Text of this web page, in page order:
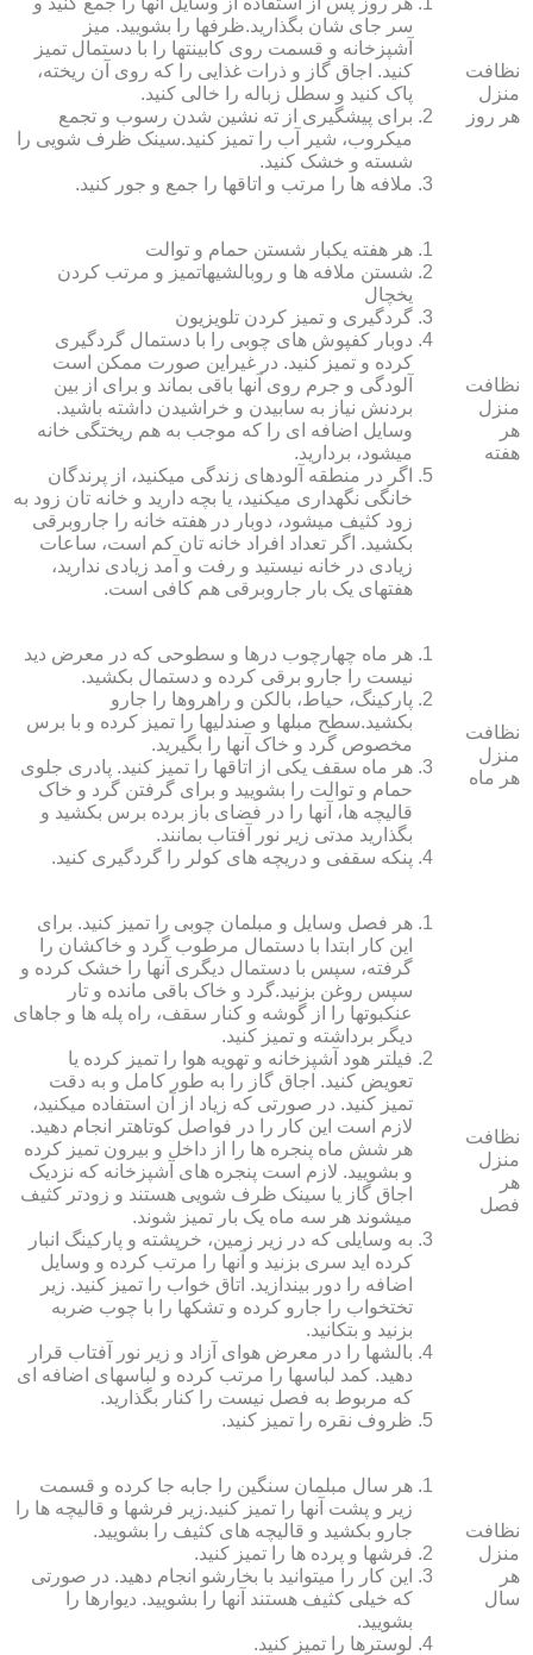
نظافت
منزل
هر روز
سر جای شان بگذارید.ظرف‏ها را بشویید. میز
آشپزخانه و قسمت روی کابینت‏ها را با دستمال تمیز
کنید. اجاق گاز و ذرات غذایی را که روی آن ریخته،
پاک کنید و سطل زباله را خالی کنید.
برای پیشگیری از ته نشین شدن رسوب و تجمع
میکروب، شیر آب را تمیز کنید.سینک ظرف شویی را
شسته و خشک کنید.
ملافه‏ ها را مرتب و اتاق‏ها را جمع و جور کنید.
نظافت
منزل
هر
هفته
هر هفته یکبار شستن حمام و توالت
شستن ملافه‏ ها و روبالشی‎هاتمیز و مرتب کردن
یخچال
گردگیری و تمیز کردن تلویزیون
دوبار کفپوش‏ های چوبی را با دستمال گردگیری
کرده و تمیز کنید. در غیراین صورت ممکن است
آلودگی و جرم روی آنها باقی بماند و برای از بین
بردنش نیاز به سابیدن و خراشیدن داشته باشید.
وسایل اضافه ای را که موجب به هم ریختگی خانه
می‏شود، بردارید.
اگر در منطقه آلوده‏ای زندگی می‏کنید، از پرندگان
خانگی نگهداری می‏کنید، یا بچه دارید و خانه‏ تان زود به
زود کثیف می‏شود، دوبار در هفته خانه را جاروبرقی
بکشید. اگر تعداد افراد خانه ‏تان کم است، ساعات
زیادی در خانه نیستید و رفت و آمد زیادی ندارید،
هفته‏ای یک بار جاروبرقی هم کافی است.
نظافت
منزل
هر ماه
هر ماه چهارچوب درها و سطوحی که در معرض دید
نیست را جارو برقی کرده و دستمال بکشید.
پارکینگ، حیاط، بالکن و راهروها را جارو
بکشید.سطح مبل‏ها و صندلی‏ها را تمیز کرده و با برس
مخصوص گرد و خاک آنها را بگیرید.
هر ماه سقف یکی از اتاق‏ها را تمیز کنید. پادری جلوی
حمام و توالت را بشویید و برای گرفتن گرد و خاک
قالیچه‏ ها، آنها را در فضای باز برده برس بکشید و
بگذارید مدتی زیر نور آفتاب بمانند.
پنکه سقفی و دریچه‏ های کولر را گردگیری کنید.
نظافت
منزل
هر
فصل
هر فصل وسایل و مبلمان چوبی را تمیز کنید. برای
این کار ابتدا با دستمال مرطوب گرد و خاک‏شان را
گرفته، سپس با دستمال دیگری آنها را خشک کرده و
سپس روغن بزنید.گرد و خاک باقی مانده و تار
عنکبوت‏ها را از گوشه و کنار سقف، راه پله‏ ها و جاهای
دیگر برداشته و تمیز کنید.
فیلتر هود آشپزخانه و تهویه هوا را تمیز کرده یا
تعویض کنید. اجاق گاز را به طور کامل و به دقت
تمیز کنید. در صورتی که زیاد از آن استفاده می‏کنید،
لازم است این کار را در فواصل کوتاه‏تر انجام دهید.
هر شش ماه پنجره‏ ها را از داخل و بیرون تمیز کرده
و بشویید. لازم است پنجره‏ های آشپزخانه که نزدیک
اجاق گاز یا سینک ظرف شویی هستند و زودتر کثیف
می‏شوند هر سه ماه یک بار تمیز شوند.
به وسایلی که در زیر زمین، خرپشته و پارکینگ انبار
کرده‏ اید سری بزنید و آنها را مرتب کرده و وسایل
اضافه را دور بیندازید. اتاق خواب را تمیز کنید. زیر
تختخواب را جارو کرده و تشک‏ها را با چوب ضربه
بزنید و بتکانید.
بالش‏ها را در معرض هوای آزاد و زیر نور آفتاب قرار
دهید. کمد لباس‏ها را مرتب کرده و لباس‏های اضافه ای
که مربوط به فصل نیست را کنار بگذارید.
ظروف نقره را تمیز کنید.
نظافت
منزل
هر
سال
هر سال مبلمان سنگین را جابه جا کرده و قسمت
زیر و پشت آنها را تمیز کنید.زیر فرش‏ها و قالیچه‏ ها را
جارو بکشید و قالیچه‏ های کثیف را بشویید.
فرش‏ها و پرده ‏ها را تمیز کنید.
این کار را می‏توانید با بخارشو انجام دهید. در صورتی
که خیلی کثیف هستند آنها را بشویید. دیوارها را
بشویید.
لوسترها را تمیز کنید.